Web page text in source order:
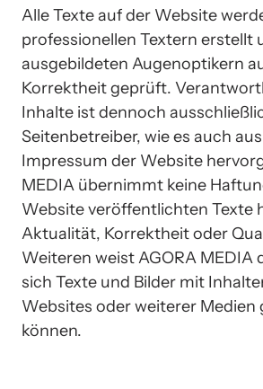
Alle Texte auf der Website
professionellen Textern erstellt
ausgebildeten Augenoptikern
Korrektheit geprüft.
Inhalte ist dennoch
Seitenbetreiber, wie es auch
Impressum der Website
MEDIA übernimmt keine
Website veröffentlichten Texte
Aktualität, Korrektheit oder
Weiteren weist AGORA MEDIA
sich Texte und Bilder mit
Websites oder weiterer Medien
können.